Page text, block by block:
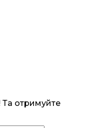
Та отримуйте